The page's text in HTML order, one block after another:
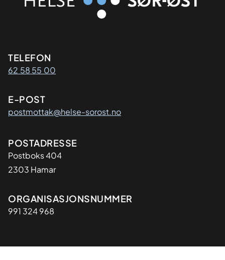
Kontaktinformasjon
TELEFON
62 58 55 00
E-POST
postmottak@helse-sorost.no
Adresse
POSTADRESSE
Postboks 404
2303 Hamar
Organisasjon
ORGANISASJONSNUMMER
991 324 968